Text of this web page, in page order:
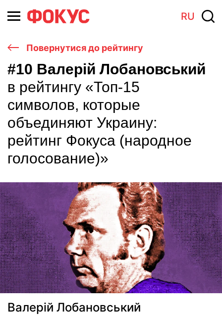
RU
Повернутися до рейтингу
#10 Валерій Лобановський
в рейтингу «Топ-15
символов, которые
объединяют Украину:
рейтинг Фокуса (народное
голосование)»
Валерій Лобановський